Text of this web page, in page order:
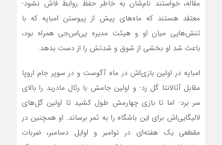
مقاله، خواستند نام‌شان به خاطر حفظ روابط فاش نشود-
معتقد هستند که ماه‌های پیش از پیوستن امباپه که با
تنش‌هایی میان او و هیئت ‌مدیره پی‌اس‌جی همراه بود،
باعث شد او بخشی از شوق و شدتش را از دست بدهد.
امباپه در اولین بازی‌اش در ماه آگوست و در سوپر جام اروپا
مقابل آتالانتا گل زد- و اولین جامش با رئال مادرید را بالای
سر برد- اما تا بازی چهارمش طول کشید تا اولین گل‌های
لالیگایی‌اش برای این باشگاه را به ثمر برساند. او همچنین در
مقطعی یک هفته‌ای در نوامبر و اوایل دسامبر، ضربات